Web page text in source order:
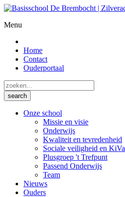
Menu
Home
Contact
Ouderportaal
Onze school
Missie en visie
Onderwijs
Kwaliteit en tevredenheid
Sociale veiligheid en KiVa
Plusgroep 't Trefpunt
Passend Onderwijs
Team
Nieuws
Ouders